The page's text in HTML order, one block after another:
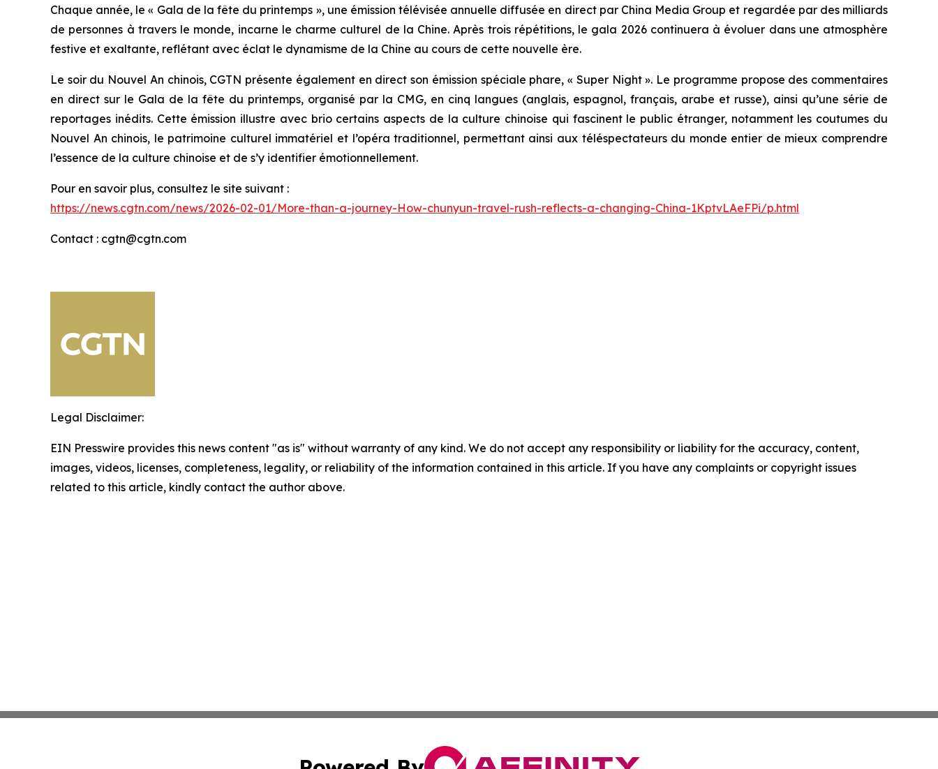
Chaque année, le « Gala de la fête du printemps », une émission télévisée annuelle diffusée en direct par China Media Group et regardée par des milliards
de personnes à travers le monde, incarne le charme culturel de la Chine. Après trois répétitions, le gala 2026 continuera à évoluer dans une atmosphère
festive et exaltante, reflétant avec éclat le dynamisme de la Chine au cours de cette nouvelle ère.
Le soir du Nouvel An chinois, CGTN présente également en direct son émission spéciale phare, « Super Night ». Le programme propose des commentaires
en direct sur le Gala de la fête du printemps, organisé par la CMG, en cinq langues (anglais, espagnol, français, arabe et russe), ainsi qu’une série de
reportages inédits. Cette émission illustre avec brio certains aspects de la culture chinoise qui fascinent le public étranger, notamment les coutumes du
Nouvel An chinois, le patrimoine culturel immatériel et l’opéra traditionnel, permettant ainsi aux téléspectateurs du monde entier de mieux comprendre
l’essence de la culture chinoise et de s’y identifier émotionnellement.
Pour en savoir plus, consultez le site suivant :
https://news.cgtn.com/news/2026-02-01/More-than-a-journey-How-chunyun-travel-rush-reflects-a-changing-China-1KptvLAeFPi/p.html
Contact : cgtn@cgtn.com
Legal Disclaimer:
EIN Presswire provides this news content "as is" without warranty of any kind. We do not accept any responsibility or liability for the accuracy, content,
images, videos, licenses, completeness, legality, or reliability of the information contained in this article. If you have any complaints or copyright issues
related to this article, kindly contact the author above.